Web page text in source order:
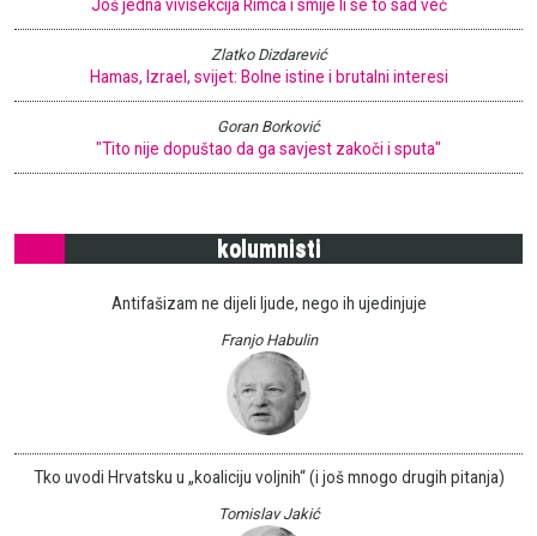
Još jedna vivisekcija Rimca i smije li se to sad već
Zlatko Dizdarević
Hamas, Izrael, svijet: Bolne istine i brutalni interesi
Goran Borković
"Tito nije dopuštao da ga savjest zakoči i sputa"
kolumnisti
Antifašizam ne dijeli ljude, nego ih ujedinjuje
Franjo Habulin
Tko uvodi Hrvatsku u „koaliciju voljnih“ (i još mnogo drugih pitanja)
Tomislav Jakić